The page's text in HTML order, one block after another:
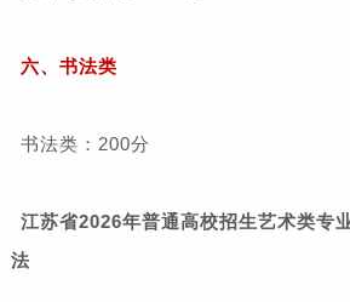
六、书法类
书法类：200分
江苏省2026年普通高校招生艺术类专
法